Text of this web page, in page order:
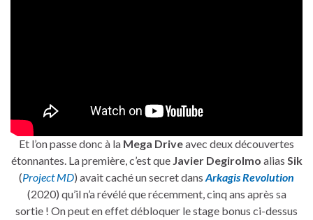
Et l’on passe donc à la Mega Driveavec deux découvertes
étonnantes. La première, c’est que Javier Degirolmo alias Sik
(Project MD) avait caché un secret dans Arkagis Revolution
(2020) qu’il n’a révélé que récemment, cinq ans après sa
sortie ! On peut en effet débloquer le stage bonus ci-dessus